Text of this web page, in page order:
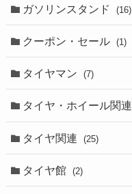
ガソリンスタンド (16)
クーポン・セール (1)
タイヤマン (7)
タイヤ・ホイール関連
タイヤ関連 (25)
タイヤ館 (2)